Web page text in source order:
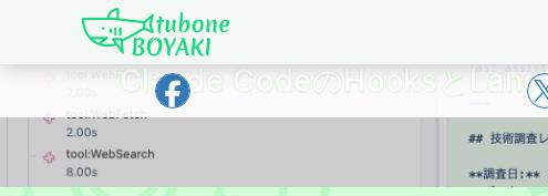
Japanese IT Developer's Blog tubone
Claude CodeのHooksと